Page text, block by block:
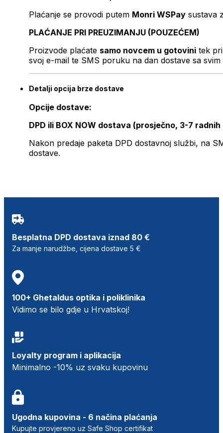
Plaćanje se provodi putem Monri WSPay sustava
PLAĆANJE PRI PREUZIMANJU (POUZEĆEM)
Proizvode plaćate samo novcem u gotovini tek
svoj e-mail te SMS poruku na dan dostave sa svim
Detalji opcija brze dostave
Opcije dostave:
DPD ili BOX NOW dostava (prosječno, 3-7 radnih
Nakon predaje paketa DPD dostavnoj službi, na
dostave.
Besplatna DPD dostava iznad 80 €
Za manje narudžbe, cijena dostave 5 €
100+ Ghetaldus optika i poliklinika
Vidimo se bilo gdje u Hrvatskoj!
Loyalty program i aplikacija
Minimalno -10% uz svaku kupovinu
Ugodna kupovina - 6 načina plaćanja
Kupujte provjereno uz Safe Shop certifikat